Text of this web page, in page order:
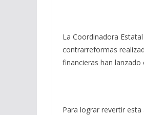
La Coordinadora
contrarreformas
financieras han
Para lograr revertir